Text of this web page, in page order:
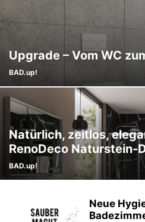
Upgrade – Vom WC
BAD.up!
Natürlich, zeitlos,
RenoDeco Naturstein-
BAD.up!
Neue